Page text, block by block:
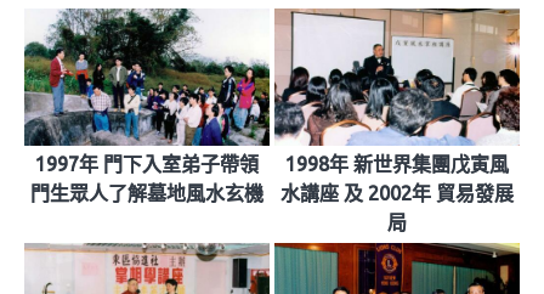
1997年 門下入室弟子帶領
門生眾人了解墓地風水玄機
1998年 新世界集團戊寅風
水講座 及 2002年 貿易發展
局